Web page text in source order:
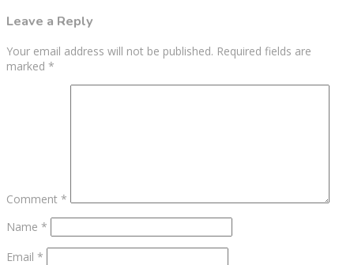
Leave a Reply
Your email address will not be published. Required fields are
marked *
Comment *
Name *
Email *